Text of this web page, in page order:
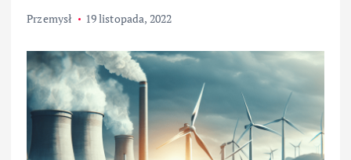
Przemysł 19 listopada, 2022